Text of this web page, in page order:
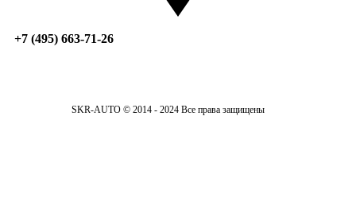
+7 (495) 663-71-26
SKR-AUTO © 2014 - 2024 Все права защищены